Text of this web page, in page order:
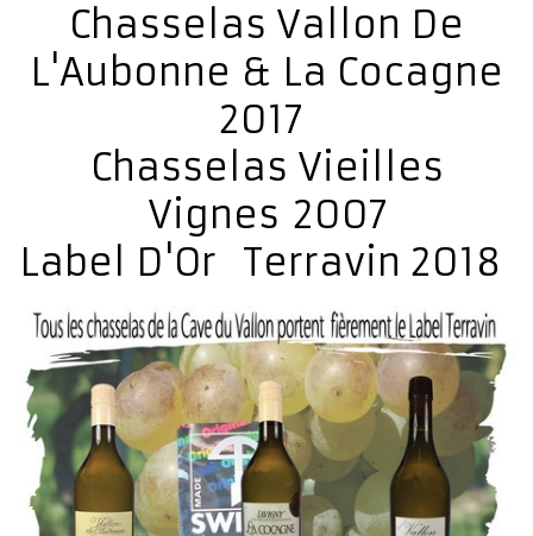
Chasselas Vallon De
L'Aubonne & La Cocagne
2017
Chasselas Vieilles
Vignes 2007
Label D'Or Terravin 2018